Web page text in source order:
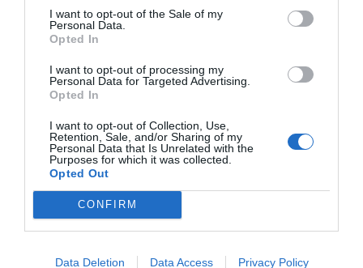
I want to opt-out of the Sale of my
Personal Data.
Opted In
I want to opt-out of processing my
Personal Data for Targeted Advertising.
Opted In
I want to opt-out of Collection, Use,
Retention, Sale, and/or Sharing of my
Personal Data that Is Unrelated with the
Purposes for which it was collected.
Opted Out
CONFIRM
Data Deletion Data Access Privacy Policy